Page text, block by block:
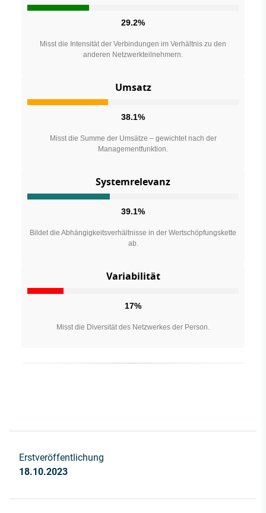
29.2%
Misst die Intensität der Verbindungen im Verhältnis zu den
anderen Netzwerkteilnehmern.
Umsatz
38.1%
Misst die Summe der Umsätze – gewichtet nach der
Managementfunktion.
Systemrelevanz
39.1%
Bildet die Abhängigkeitsverhältnisse in der Wertschöpfungskette
ab.
Variabilität
17%
Misst die Diversität des Netzwerkes der Person.
Erstveröffentlichung
18.10.2023